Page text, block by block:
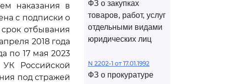
наказания в
с подписки о
отбывания
2018 года
по 17 мая 2023
Российской
под стражей
ФЗ о закупках
товаров, работ, услуг
отдельными видами
юридических лиц
N 2202-1 от 17.01.1992
ФЗ о прокуратуре